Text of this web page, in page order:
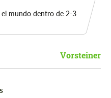
mundo dentro de 2-3
Vorsteiner